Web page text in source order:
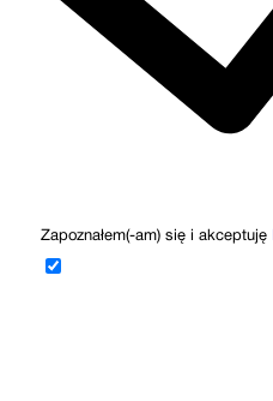
Zapoznałem(-am) się i akceptuję